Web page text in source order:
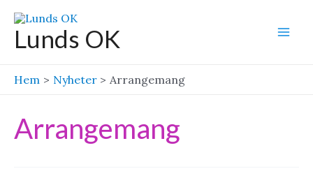
Hoppa
innehåll
Lunds OK
Hem Nyheter Arrangemang
Arrangemang